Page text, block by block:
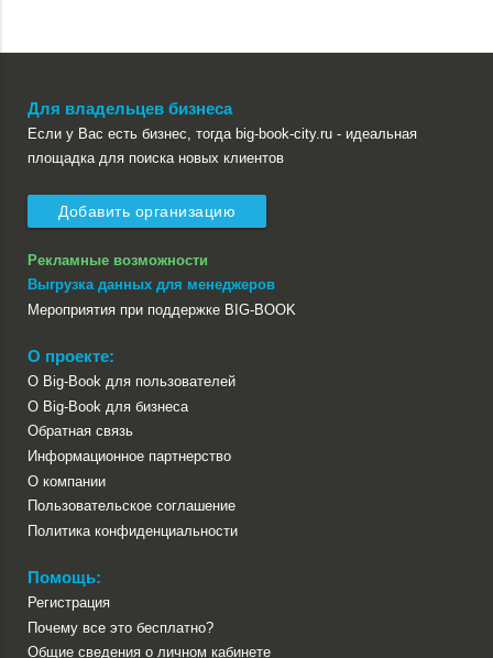
Для владельцев бизнеса
Если у Вас есть бизнес, тогда big-book-city.ru - идеальная
площадка для поиска новых клиентов
Добавить организацию
Рекламные возможности
Выгрузка данных для менеджеров
Мероприятия при поддержке BIG-BOOK
О проекте:
О Big-Book для пользователей
О Big-Book для бизнеса
Обратная связь
Информационное партнерство
О компании
Пользовательское соглашение
Политика конфиденциальности
Помощь:
Регистрация
Почему все это бесплатно?
Общие сведения о личном кабинете